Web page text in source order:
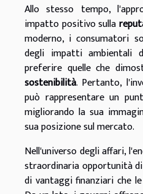
Allo stesso tempo,
impatto positivo sulla
moderno, i consumatori
degli impatti ambientali
preferire quelle che
sostenibilità. Pertanto,
può rappresentare un
migliorando la sua
sua posizione sul mercato.
Nell'universo degli affari,
straordinaria opportunità
di vantaggi finanziari che